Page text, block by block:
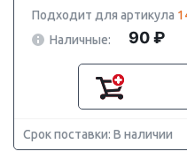
Подходит для артикула
Наличные:
90 ₽
Срок поставки: В наличии